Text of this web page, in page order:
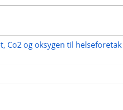
og oksygen til helseforetak